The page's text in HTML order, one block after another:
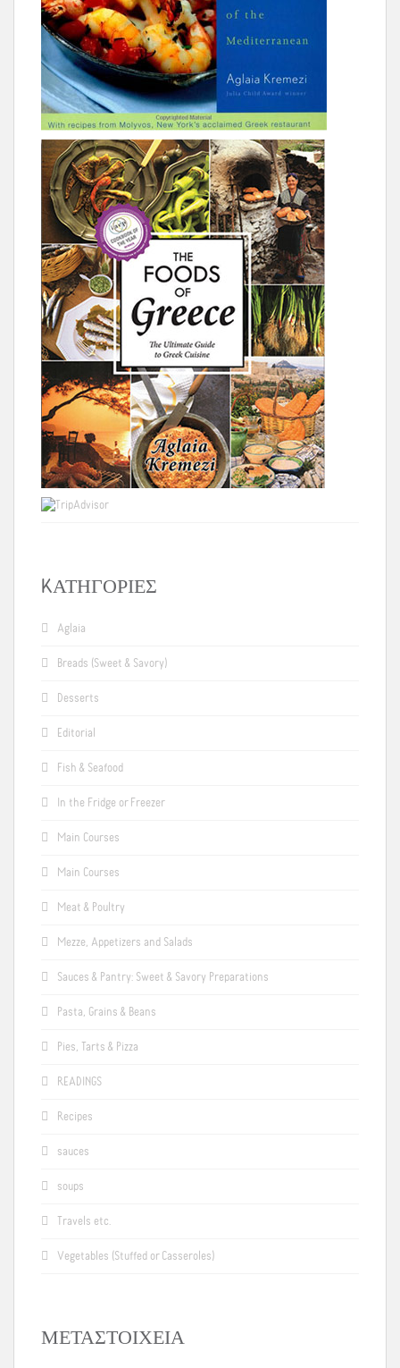
KΑΤΗΓΟΡΊΕΣ
Aglaia
Breads (Sweet & Savory)
Desserts
Editorial
Fish & Seafood
In the Fridge or Freezer
Main Courses
Main Courses
Meat & Poultry
Mezze, Appetizers and Salads
Sauces & Pantry: Sweet & Savory Preparations
Pasta, Grains & Beans
Pies, Tarts & Pizza
READINGS
Recipes
sauces
soups
Travels etc.
Vegetables (Stuffed or Casseroles)
ΜΕΤΑΣΤΟΙΧΕΊΑ